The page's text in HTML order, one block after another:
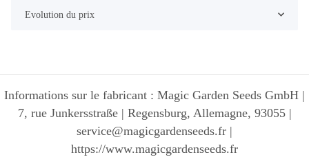
Evolution du prix
Informations sur le fabricant : Magic Garden Seeds GmbH |
7, rue Junkersstraße | Regensburg, Allemagne, 93055 |
service@magicgardenseeds.fr |
https://www.magicgardenseeds.fr